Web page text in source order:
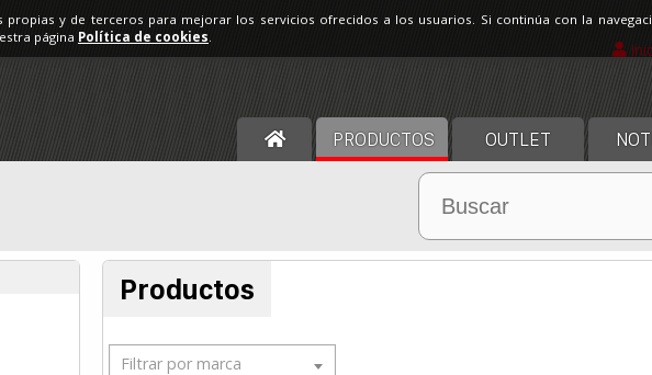
PRODUCTOS OUTLET
Productos
Filtrar por marca
propias y de terceros para mejorar los servicios ofrecidos a los usuarios. Si continúa con la
página Política de cookies.